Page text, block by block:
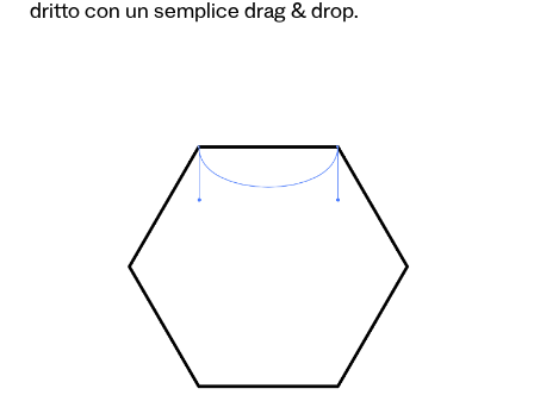
dritto con un semplice drag & drop.